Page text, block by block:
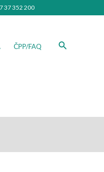
352 200
ČPP/FAQ Search